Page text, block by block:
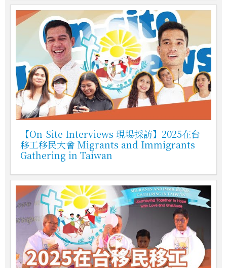
【On-Site Interviews 現場採訪】2025在台
移工移民大會 Migrants and Immigrants
Gathering in Taiwan